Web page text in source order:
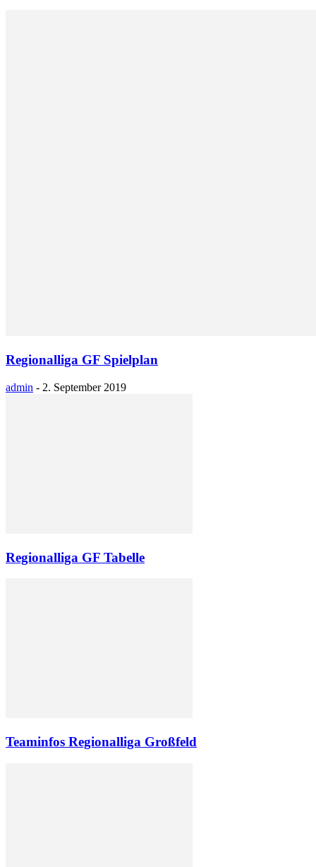
Regionalliga GF Spielplan
admin - 2. September 2019
Regionalliga GF Tabelle
Teaminfos Regionalliga Großfeld